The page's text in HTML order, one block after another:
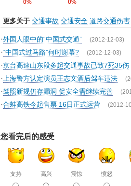
0% 0%
更多关于 交通事故 交通安全 道路交通伤害
·外国人眼中的“中国式交通” (2012-12-03)
·“中国式过马路”何时谢幕? (2012-12-03)
·京台高速山东段多起交通事故已致7死35伤
· 上海警方认定演员王志文酒后驾车违法
·驾照新规仍存漏洞 促安全需继续完善
·合蚌高铁今起售票 16日正式运营 (2012-
您看完后的感受
支持 高兴 震惊 愤怒